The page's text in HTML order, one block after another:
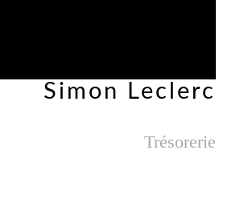
Simon Leclerc
Trésorerie